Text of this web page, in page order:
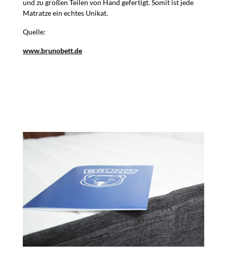
und zu großen Teilen von Hand gefertigt. Somit ist jede
Matratze ein echtes Unikat.
Quelle:
www.brunobett.de